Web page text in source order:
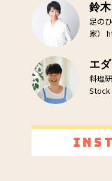
鈴
足の
家）
エ
料理
Stock